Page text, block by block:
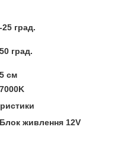
-25 град.
50 град.
5 см
7000K
Блок живлення 12V